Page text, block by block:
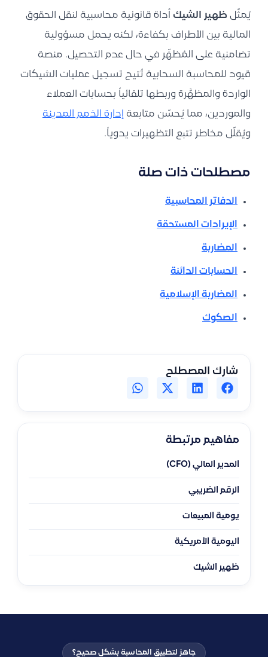
يُمثّل ظهير الشيك أداة قانونية محاسبية لنقل الحقوق
المالية بين الأطراف بكفاءة، لكنه يحمل مسؤولية
تضامنية على المُظهِّر في حال عدم التحصيل. منصة
قيود للمحاسبة السحابية تُتيح تسجيل عمليات الشيكات
الواردة والمظهَّرة وربطها تلقائياً بحسابات العملاء
والموردين، مما يُحسّن متابعة إدارة الذمم المدينة
ويُقلّل مخاطر تتبع التظهيرات يدوياً.
مصطلحات ذات صلة
الدفاتر المحاسبية
الإيرادات المستحقة
المضاربة
الحسابات الدائنة
المضاربة الإسلامية
الصكوك
شارك المصطلح
مفاهيم مرتبطة
المدير المالي (CFO)
الرقم الضريبي
يومية المبيعات
اليومية الأمريكية
ظهير الشيك
جاهز لتطبيق المحاسبة بشكل صحيح؟